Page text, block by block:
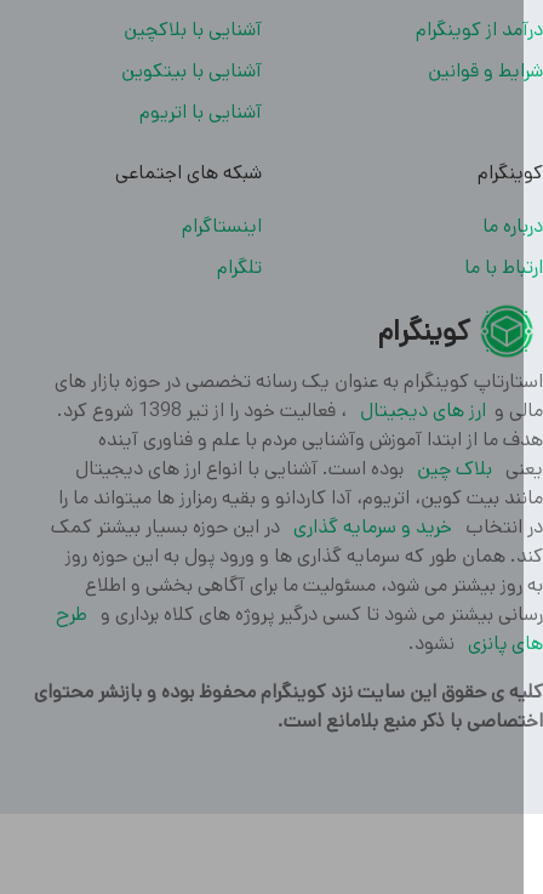
کوینگرام
کوینگرام به عنوان یک رسانه تخصصی در حوزه بازار های
و ارز های دیجیتال
، فعالیت خود را از تیر 1398 شروع کرد.
ما از ابتدا آموزش وآشنایی مردم با علم و فناوری آینده
بلاک چین بوده است. آشنایی با انواع ارز های دیجیتال
بیت کوین، اتریوم، آدا کاردانو و بقیه رمزارز ها میتواند ما را
خرید و سرمایه گذاری در این حوزه بسیار بیشتر کمک
همان طور که سرمایه گذاری ها و ورود پول به این حوزه روز
بیشتر می شود، مسئولیت ما برای آگاهی بخشی و اطلاع
بیشتر می شود تا کسی درگیر پروژه های کلاه برداری و طرح
پانزی نشود.
از کوینگرام
و قوانین
آشنایی با بلاکچین
آشنایی با بیتکوین
آشنایی با اتریوم
ما
با ما
شبکه های اجتماعی
اینستاگرام
تلگرام
ی حقوق این سایت نزد کوینگرام محفوظ بوده و بازنشر محتوای
با ذکر منبع بلامانع است.